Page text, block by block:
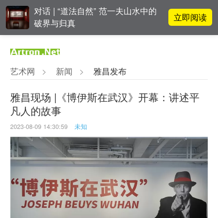
对话 | “道法自然” 范一夫山水中的
破界与归真
立即阅读
为策展式艺术商业综合体？
张瀚文：以物质媒介具象化精神世
界
吕晓：北京画院两个中心十年 跨学
科带来齐白石研究新突破
艺术网 > 新闻 > 雅昌发布
雅昌现场 |《博伊斯在武汉》开幕：讲述平
凡人的故事
2023-08-09 14:30:59 未知